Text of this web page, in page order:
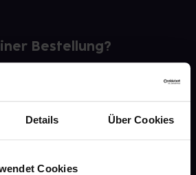
Details Über Cookies
Cookies
Bestellung?